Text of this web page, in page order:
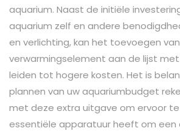
aquarium. Naast de initiële
aquarium zelf en andere
en verlichting, kan het toevoegen
verwarmingselement aan de lijst
leiden tot hogere kosten. Het is
plannen van uw aquariumbudget
met deze extra uitgave om ervoor
essentiële apparatuur heeft om een